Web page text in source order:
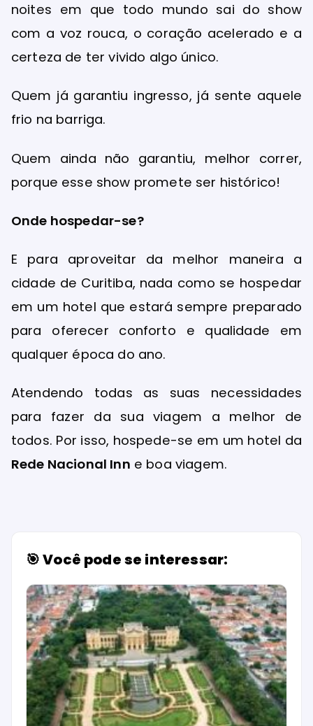
noites em que todo mundo sai do show
com a voz rouca, o coração acelerado e a
certeza de ter vivido algo único.
Quem já garantiu ingresso, já sente aquele
frio na barriga.
Quem ainda não garantiu, melhor correr,
porque esse show promete ser histórico!
Onde hospedar-se?
E para aproveitar da melhor maneira a
cidade de Curitiba, nada como se hospedar
em um hotel que estará sempre preparado
para oferecer conforto e qualidade em
qualquer época do ano.
Atendendo todas as suas necessidades
para fazer da sua viagem a melhor de
todos. Por isso, hospede-se em um hotel da
Rede Nacional Inn e boa viagem.
🎯 Você pode se interessar: